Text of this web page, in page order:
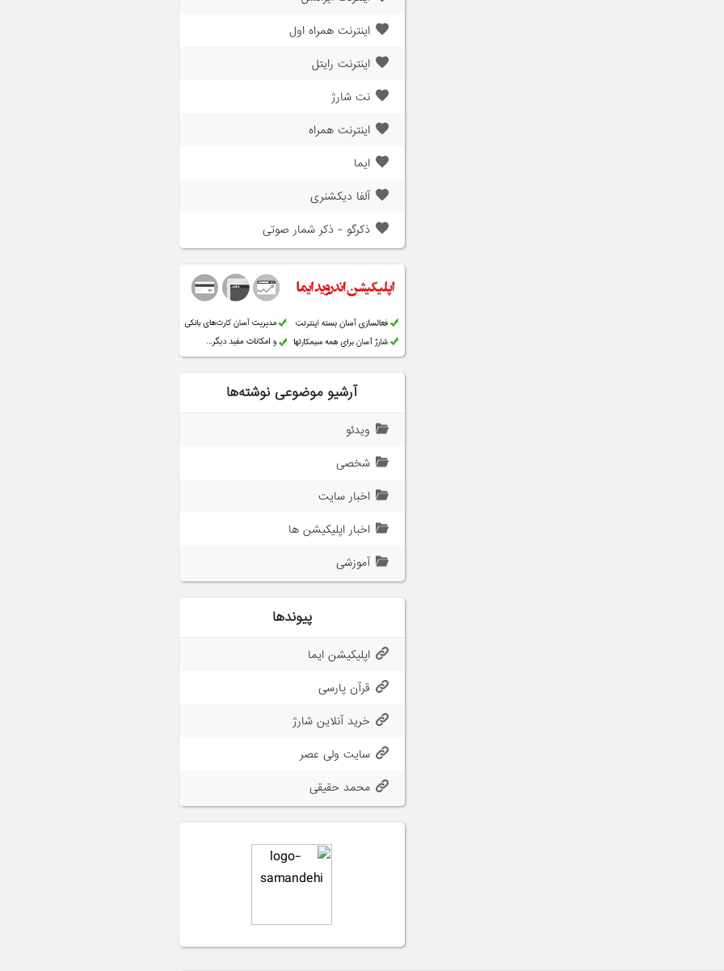
اینترنت همراه اول
اینترنت رایتل
نت شارژ
اینترنت همراه
ایما
آلفا دیکشنری
ذکرگو - ذکر شمار صوتی
آرشیو موضوعی نوشته‌ها
ویدئو
شخصی
اخبار سایت
اخبار اپلیکیشن ها
آموزشی
پیوندها
اپلیکیشن ایما
قرآن پارسی
خرید آنلاین شارژ
سایت ولی عصر
محمد حقیقی